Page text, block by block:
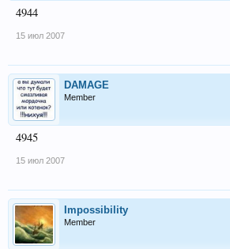
4944
15 июл 2007
DAMAGE
Member
4945
15 июл 2007
Impossibility
Member